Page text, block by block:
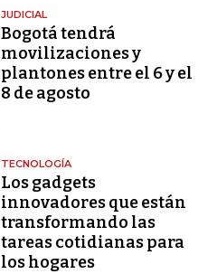
JUDICIAL
Bogotá tendrá
movilizaciones y
plantones entre el 6 y el
8 de agosto
TECNOLOGÍA
Los gadgets
innovadores que están
transformando las
tareas cotidianas para
los hogares